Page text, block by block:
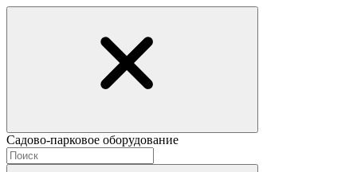
Садово-парковое оборудование